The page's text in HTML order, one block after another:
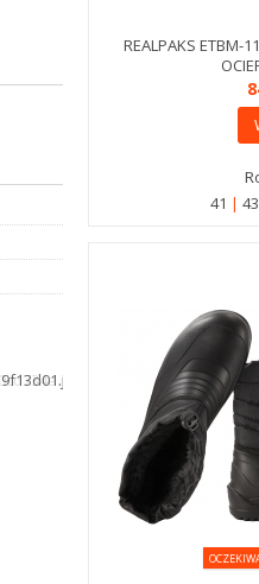
REALPAKS ETBM-
41
43